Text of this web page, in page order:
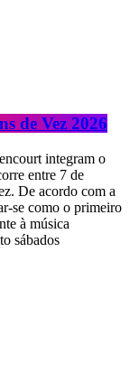
de Vez 2026
integram o
entre 7 de
De acordo com a
se como o primeiro
à música
sábados